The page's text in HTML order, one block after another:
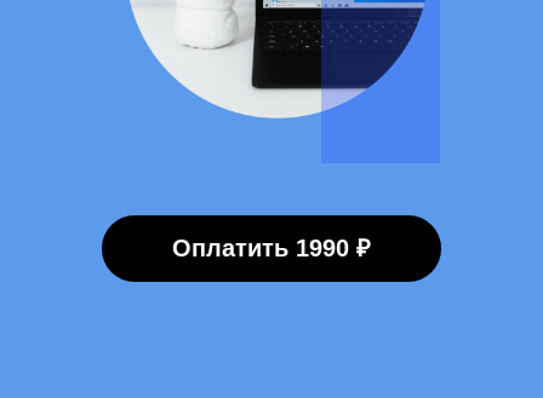
Оплатить 1990 ₽